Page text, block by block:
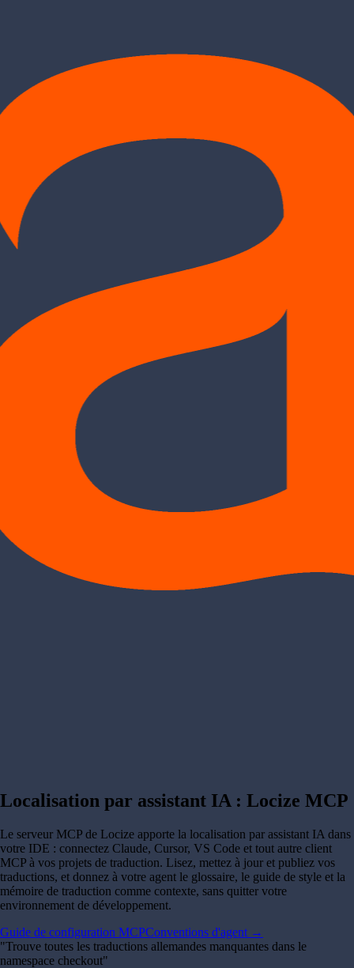
Localisation par assistant IA : Locize MCP
Le serveur MCP de Locize apporte la localisation par assistant IA dans
votre IDE : connectez Claude, Cursor, VS Code et tout autre client
MCP à vos projets de traduction. Lisez, mettez à jour et publiez vos
traductions, et donnez à votre agent le glossaire, le guide de style et la
mémoire de traduction comme contexte, sans quitter votre
environnement de développement.
Guide de configuration MCPConventions d'agent →
"Trouve toutes les traductions allemandes manquantes dans le
namespace checkout"